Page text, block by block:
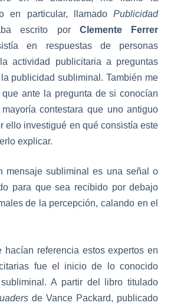
en particular, llamadoPublicidad
escrito porClemente Ferrer
en respuestas de personas
actividad publicitaria a preguntas
publicidad subliminal. También me
que ante la pregunta de si conocían
contestara que uno antiguo
ello investigué en qué consistía este
explicar.
mensaje subliminal es una señal o
para que sea recibido por debajo
de la percepción, calando en el
hacían referencia estos expertos en
fue el inicio de lo conocido
A partir del libro titulado
de Vance Packard, publicado